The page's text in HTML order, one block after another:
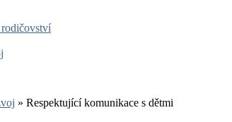
» Respektující komunikace s dětmi